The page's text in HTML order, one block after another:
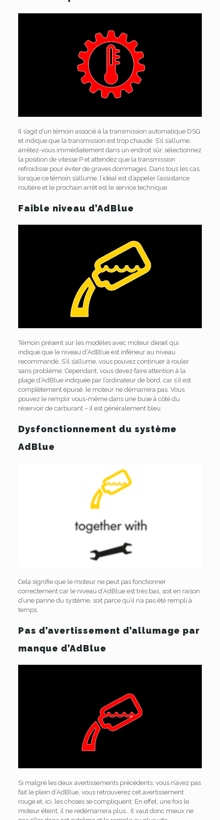
Il s’agit d’un témoin associé à la transmission automatique DSG
et indique que la transmission est trop chaude. S’il s’allume,
arrêtez-vous immédiatement dans un endroit sûr, sélectionnez
la position de vitesse P et attendez que la transmission
refroidisse pour éviter de graves dommages. Dans tous les cas,
lorsque ce témoin s’allume, l’idéal est d’appeler l’assistance
routière et le prochain arrêt est le service technique.
Faible niveau d’AdBlue
Témoin présent sur les modèles avec moteur diesel qui
indique que le niveau d’AdBlue est inférieur au niveau
recommandé. S’il s’allume, vous pouvez continuer à rouler
sans problème. Cependant, vous devez faire attention à la
plage d’AdBlue indiquée par l’ordinateur de bord, car s’il est
complètement épuisé, le moteur ne démarrera pas. Vous
pouvez le remplir vous-même dans une buse à côté du
réservoir de carburant – il est généralement bleu.
Dysfonctionnement du système
AdBlue
Cela signifie que le moteur ne peut pas fonctionner
correctement car le niveau d’AdBlue est très bas, soit en raison
d’une panne du système, soit parce qu’il n’a pas été rempli à
temps.
Pas d’avertissement d’allumage par
manque d’AdBlue
Si malgré les deux avertissements précédents, vous n’avez pas
fait le plein d’AdBlue, vous retrouverez cet avertissement
rouge et, ici, les choses se compliquent. En effet, une fois le
moteur éteint, il ne redémarrera plus… Il vaut donc mieux ne